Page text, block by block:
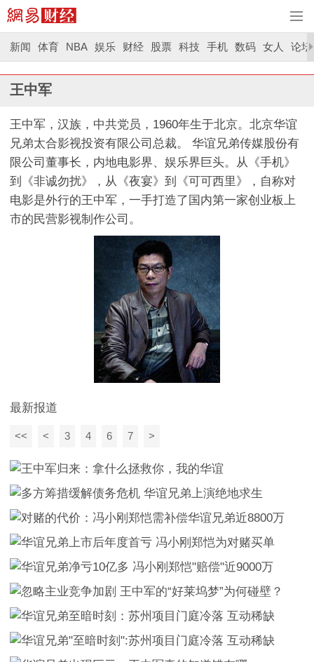
新闻 体育 NBA 娱乐 财经 股票 科技 手机 数码 女人 论坛
王中军
王中军，汉族，中共党员，1960年生于北京。北京华谊
兄弟太合影视投资有限公司总裁。 华谊兄弟传媒股份有
限公司董事长，内地电影界、娱乐界巨头。从《手机》
到《非诚勿扰》，从《夜宴》到《可可西里》，自称对
电影是外行的王中军，一手打造了国内第一家创业板上
市的民营影视制作公司。
最新报道
<< < 3 4 6 7 >